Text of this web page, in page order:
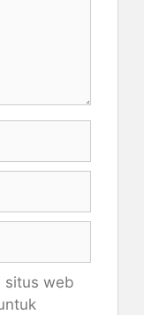
situs web